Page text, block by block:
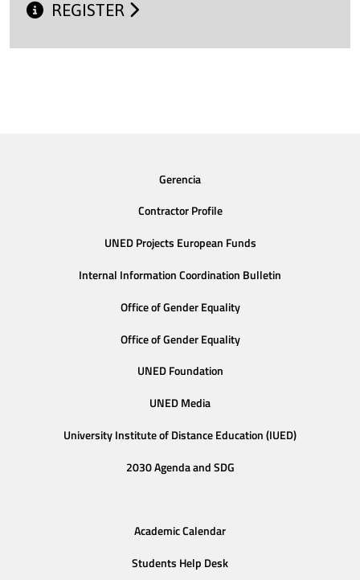
REGISTER
Gerencia
Contractor Profile
UNED Projects European Funds
Internal Information Coordination Bulletin
Office of Gender Equality
Office of Gender Equality
UNED Foundation
UNED Media
University Institute of Distance Education (IUED)
2030 Agenda and SDG
Academic Calendar
Students Help Desk